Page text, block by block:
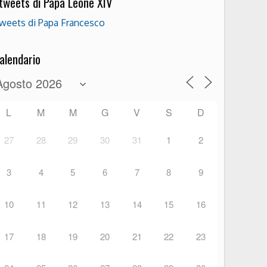
di Papa Francesco
L M M G V S D
27 28 29 30 31 1 2
3 4 5 6 7 8 9
10 11 12 13 14 15 16
17 18 19 20 21 22 23